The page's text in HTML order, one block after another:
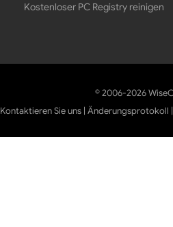
Kostenloser PC Registry reinigen
© 2006-2026
Kontaktieren Sie uns |Änderungsprotokoll